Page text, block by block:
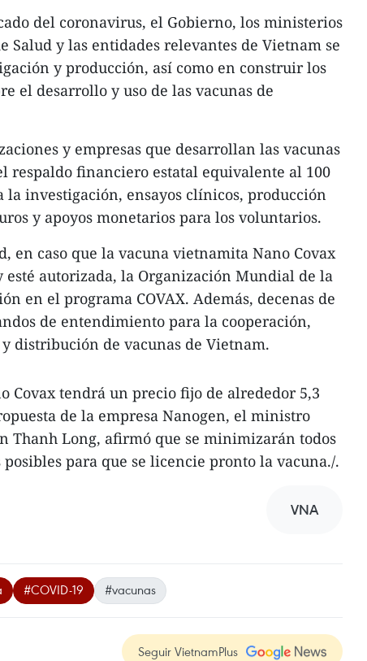
del coronavirus, el Gobierno, los ministerios
Salud y las entidades relevantes de Vietnam se
y producción, así como en construir los
el desarrollo y uso de las vacunas de
y empresas que desarrollan las vacunas
respaldo financiero estatal equivalente al 100
la investigación, ensayos clínicos, producción
y apoyos monetarios para los voluntarios.
en caso que la vacuna vietnamita Nano Covax
esté autorizada, la Organización Mundial de la
en el programa COVAX. Además, decenas de
de entendimiento para la cooperación,
distribución de vacunas de Vietnam.
Covax tendrá un precio fijo de alrededor 5,3
de la empresa Nanogen, el ministro
Thanh Long, afirmó que se minimizarán todos
para que se licencie pronto la vacuna./.
VNA
#COVID-19 #vacunas
Seguir VietnamPlus